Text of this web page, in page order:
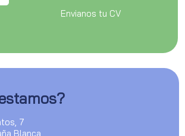
Envianos tu CV
7
Blanca